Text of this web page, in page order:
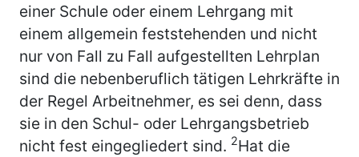
einer Schule oder einem Lehrgang mit
einem allgemein feststehenden und nicht
nur von Fall zu Fall aufgestellten Lehrplan
sind die nebenberuflich tätigen Lehrkräfte in
der Regel Arbeitnehmer, es sei denn, dass
sie in den Schul- oder Lehrgangsbetrieb
nicht fest eingegliedert sind. 2Hat die